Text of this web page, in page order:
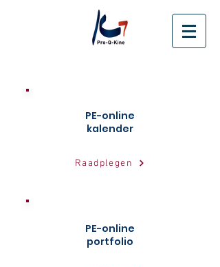
PE-online
kalender
Raadplegen
PE-online
portfolio